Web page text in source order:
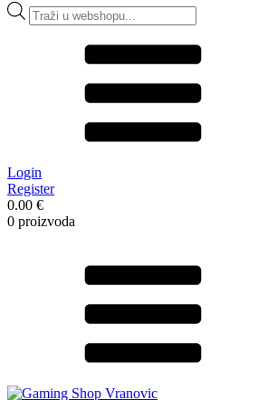
Products
search
Login
Register
0.00 €
0 proizvoda